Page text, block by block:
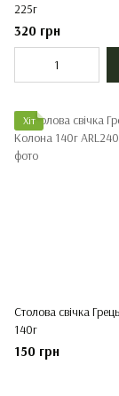
225г
320 грн
Хіт
Столова свічка
140г
150 грн